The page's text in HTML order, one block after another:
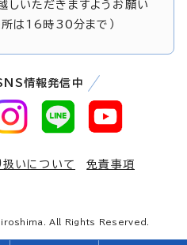
しいただきますようお願い
所は16時30分まで）
情報発信中
いについて
免責事項
All Rights Reserved.